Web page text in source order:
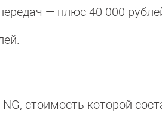
— плюс 40 000
стоимость которой